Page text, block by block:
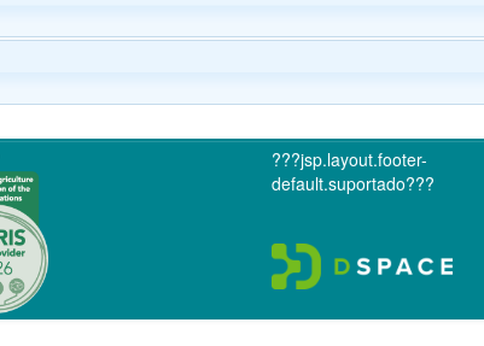
???jsp.layout.footer-
default.suportado???